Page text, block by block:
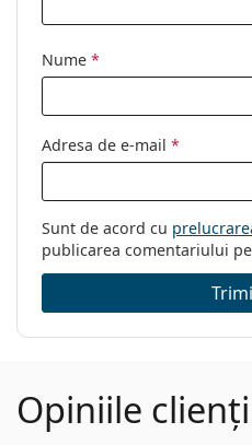
Sex:
Femei
Categorie:
Cod:
SL M108
Nume *
Adresa de e-mail *
Sunt de acord cu
publicarea comentariului
Opiniile